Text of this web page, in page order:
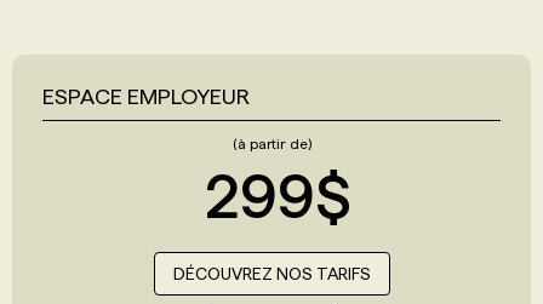
ESPACE EMPLOYEUR
(à partir de)
299$
DÉCOUVREZ NOS TARIFS